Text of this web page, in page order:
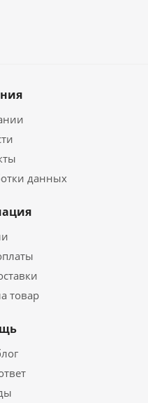
данных
товар